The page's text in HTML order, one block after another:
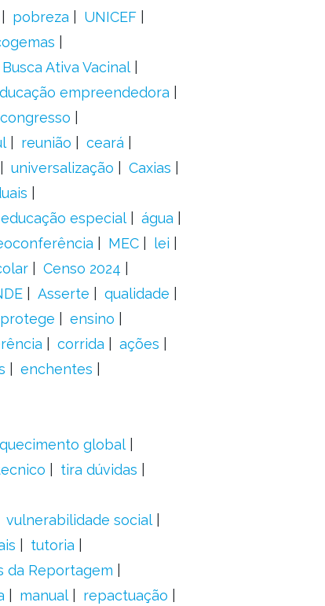
pobreza
UNICEF
Busca Ativa Vacinal
empreendedora
congresso
reunião
ceará
universalização
Caxias
educação especial
água
MEC
lei
Censo 2024
Asserte
qualidade
ensino
corrida
ações
enchentes
global
tira dúvidas
vulnerabilidade social
tutoria
da Reportagem
manual repactuação